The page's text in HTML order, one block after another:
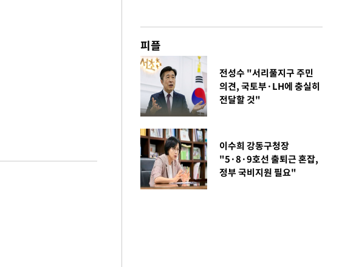
피플
전성수 "서리풀지구 주민
의견, 국토부·LH에 충실히
전달할 것"
이수희 강동구청장
"5·8·9호선 출퇴근 혼잡,
정부 국비지원 필요"